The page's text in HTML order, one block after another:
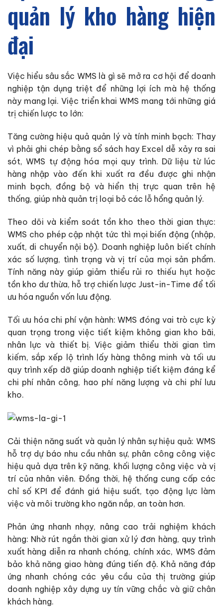
quản lý kho hàng hiện
đại
Việc hiểu sâu sắc WMS là gì sẽ mở ra cơ hội để doanh
nghiệp tận dụng triệt để những lợi ích mà hệ thống
này mang lại. Việc triển khai WMS mang tới những giá
trị chiến lược to lớn:
Tăng cường hiệu quả quản lý và tính minh bạch: Thay
vì phải ghi chép bằng sổ sách hay Excel dễ xảy ra sai
sót, WMS tự động hóa mọi quy trình. Dữ liệu từ lúc
hàng nhập vào đến khi xuất ra đều được ghi nhận
minh bạch, đồng bộ và hiển thị trực quan trên hệ
thống, giúp nhà quản trị loại bỏ các lỗ hổng quản lý.
Theo dõi và kiểm soát tồn kho theo thời gian thực:
WMS cho phép cập nhật tức thì mọi biến động (nhập,
xuất, di chuyển nội bộ). Doanh nghiệp luôn biết chính
xác số lượng, tình trạng và vị trí của mọi sản phẩm.
Tính năng này giúp giảm thiểu rủi ro thiếu hụt hoặc
tồn kho dư thừa, hỗ trợ chiến lược Just-in-Time để tối
ưu hóa nguồn vốn lưu động.
Tối ưu hóa chi phí vận hành: WMS đóng vai trò cực kỳ
quan trọng trong việc tiết kiệm không gian kho bãi,
nhân lực và thiết bị. Việc giảm thiểu thời gian tìm
kiếm, sắp xếp lộ trình lấy hàng thông minh và tối ưu
quy trình xếp dỡ giúp doanh nghiệp tiết kiệm đáng kể
chi phí nhân công, hao phí năng lượng và chi phí lưu
kho.
Cải thiện năng suất và quản lý nhân sự hiệu quả: WMS
hỗ trợ dự báo nhu cầu nhân sự, phân công công việc
hiệu quả dựa trên kỹ năng, khối lượng công việc và vị
trí của nhân viên. Đồng thời, hệ thống cung cấp các
chỉ số KPI để đánh giá hiệu suất, tạo động lực làm
việc và môi trường kho ngăn nắp, an toàn hơn.
Phản ứng nhanh nhạy, nâng cao trải nghiệm khách
hàng: Nhờ rút ngắn thời gian xử lý đơn hàng, quy trình
xuất hàng diễn ra nhanh chóng, chính xác, WMS đảm
bảo khả năng giao hàng đúng tiến độ. Khả năng đáp
ứng nhanh chóng các yêu cầu của thị trường giúp
doanh nghiệp xây dựng uy tín vững chắc và giữ chân
khách hàng.